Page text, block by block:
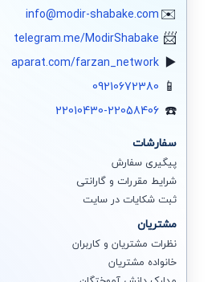
info@modir-shabake.com
telegram.me/ModirShabake
aparat.com/farzan_network
09210672380
22010430-22058406
سفارشات
پیگیری سفارش
شرایط مقررات و گارانتی
ثبت شکایات در سایت
مشتریان
نظرات مشتریان و کاربران
خانواده مشتریان